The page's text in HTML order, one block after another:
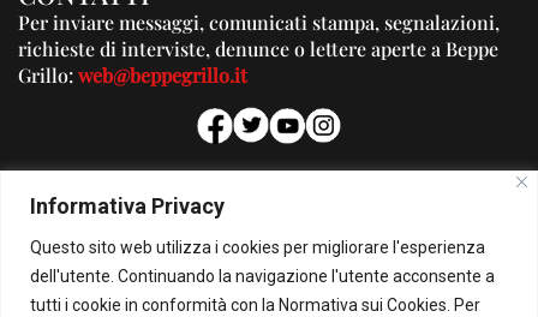
Informativa Privacy
Questo sito web utilizza i cookies per migliorare l'esperienza
dell'utente. Continuando la navigazione l'utente acconsente a
tutti i cookie in conformità con la Normativa sui Cookies. Per
Per inviare messaggi, comunicati stampa, segnalazioni,
richieste di interviste, denunce o lettere aperte a Beppe
Grillo:web@beppegrillo.it
PUBBLICITA'
Per la tua pubblicità su questo Blog:
pubblicita@beppegrillo.it